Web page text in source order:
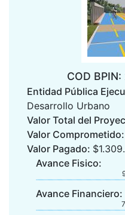
COD BPIN:
Entidad Pública
Desarrollo Urbano
Valor Total del
Valor Comprometido:
Valor Pagado:
Avance Fisico:
Avance Financiero: